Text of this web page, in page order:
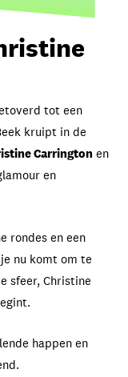
tot een
kruipt in de
Carrington en
en
rondes en een
nu komt om te
sfeer, Christine
happen en